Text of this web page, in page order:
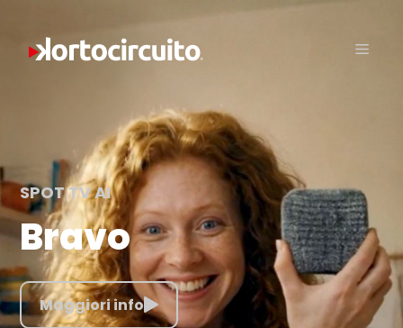
SPOT TV AI
Bravo
Maggiori info